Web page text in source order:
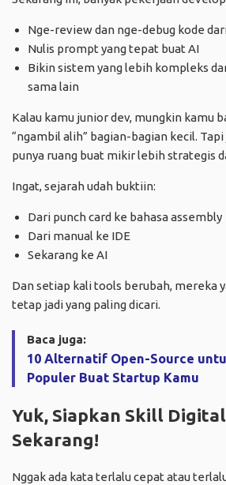
Nge-review dan nge-debug kode
Nulis prompt yang tepat buat AI
Bikin sistem yang lebih kompleks
sama lain
Kalau kamu junior dev, mungkin kamu
“ngambil alih” bagian-bagian kecil.
punya ruang buat mikir lebih strategis
Ingat, sejarah udah buktiin:
Dari punch card ke bahasa assembly
Dari manual ke IDE
Sekarang ke AI
Dan setiap kali tools berubah, mereka
tetap jadi yang paling dicari.
Baca juga:
10 Alternatif Open-Source
Populer Buat Startup Kamu
Yuk, Siapkan Skill
Sekarang!
Nggak ada kata terlalu cepat atau